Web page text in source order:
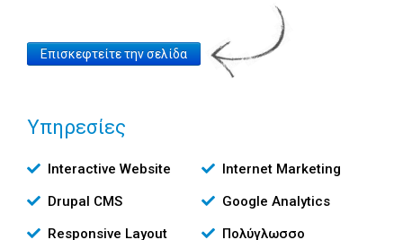
Website
Επισκεφτείτε την σελίδα
Υπηρεσίες
Υπηρεσίες
Interactive Website
Internet Marketing
Drupal CMS
Google Analytics
Responsive Layout
Πολύγλωσσο